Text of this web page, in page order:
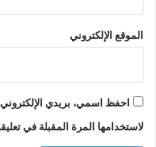
الموقع الإلكتروني
احفظ اسمي، بريدي
لاستخدامها المرة المقبلة في